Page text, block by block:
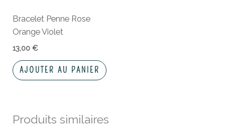
Bracelet Penne Rose
Orange Violet
13,00€
AJOUTER AU PANIER
Produits similaires